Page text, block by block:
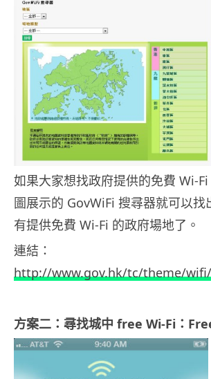
如果大家想找政府提供的免費 Wi-
圖展示的 GovWiFi 搜尋器就可以找
有提供免費 Wi-Fi 的政府場地了。
連結：
http://www.gov.hk/tc/theme/
方案二：尋找城中 free Wi-Fi：